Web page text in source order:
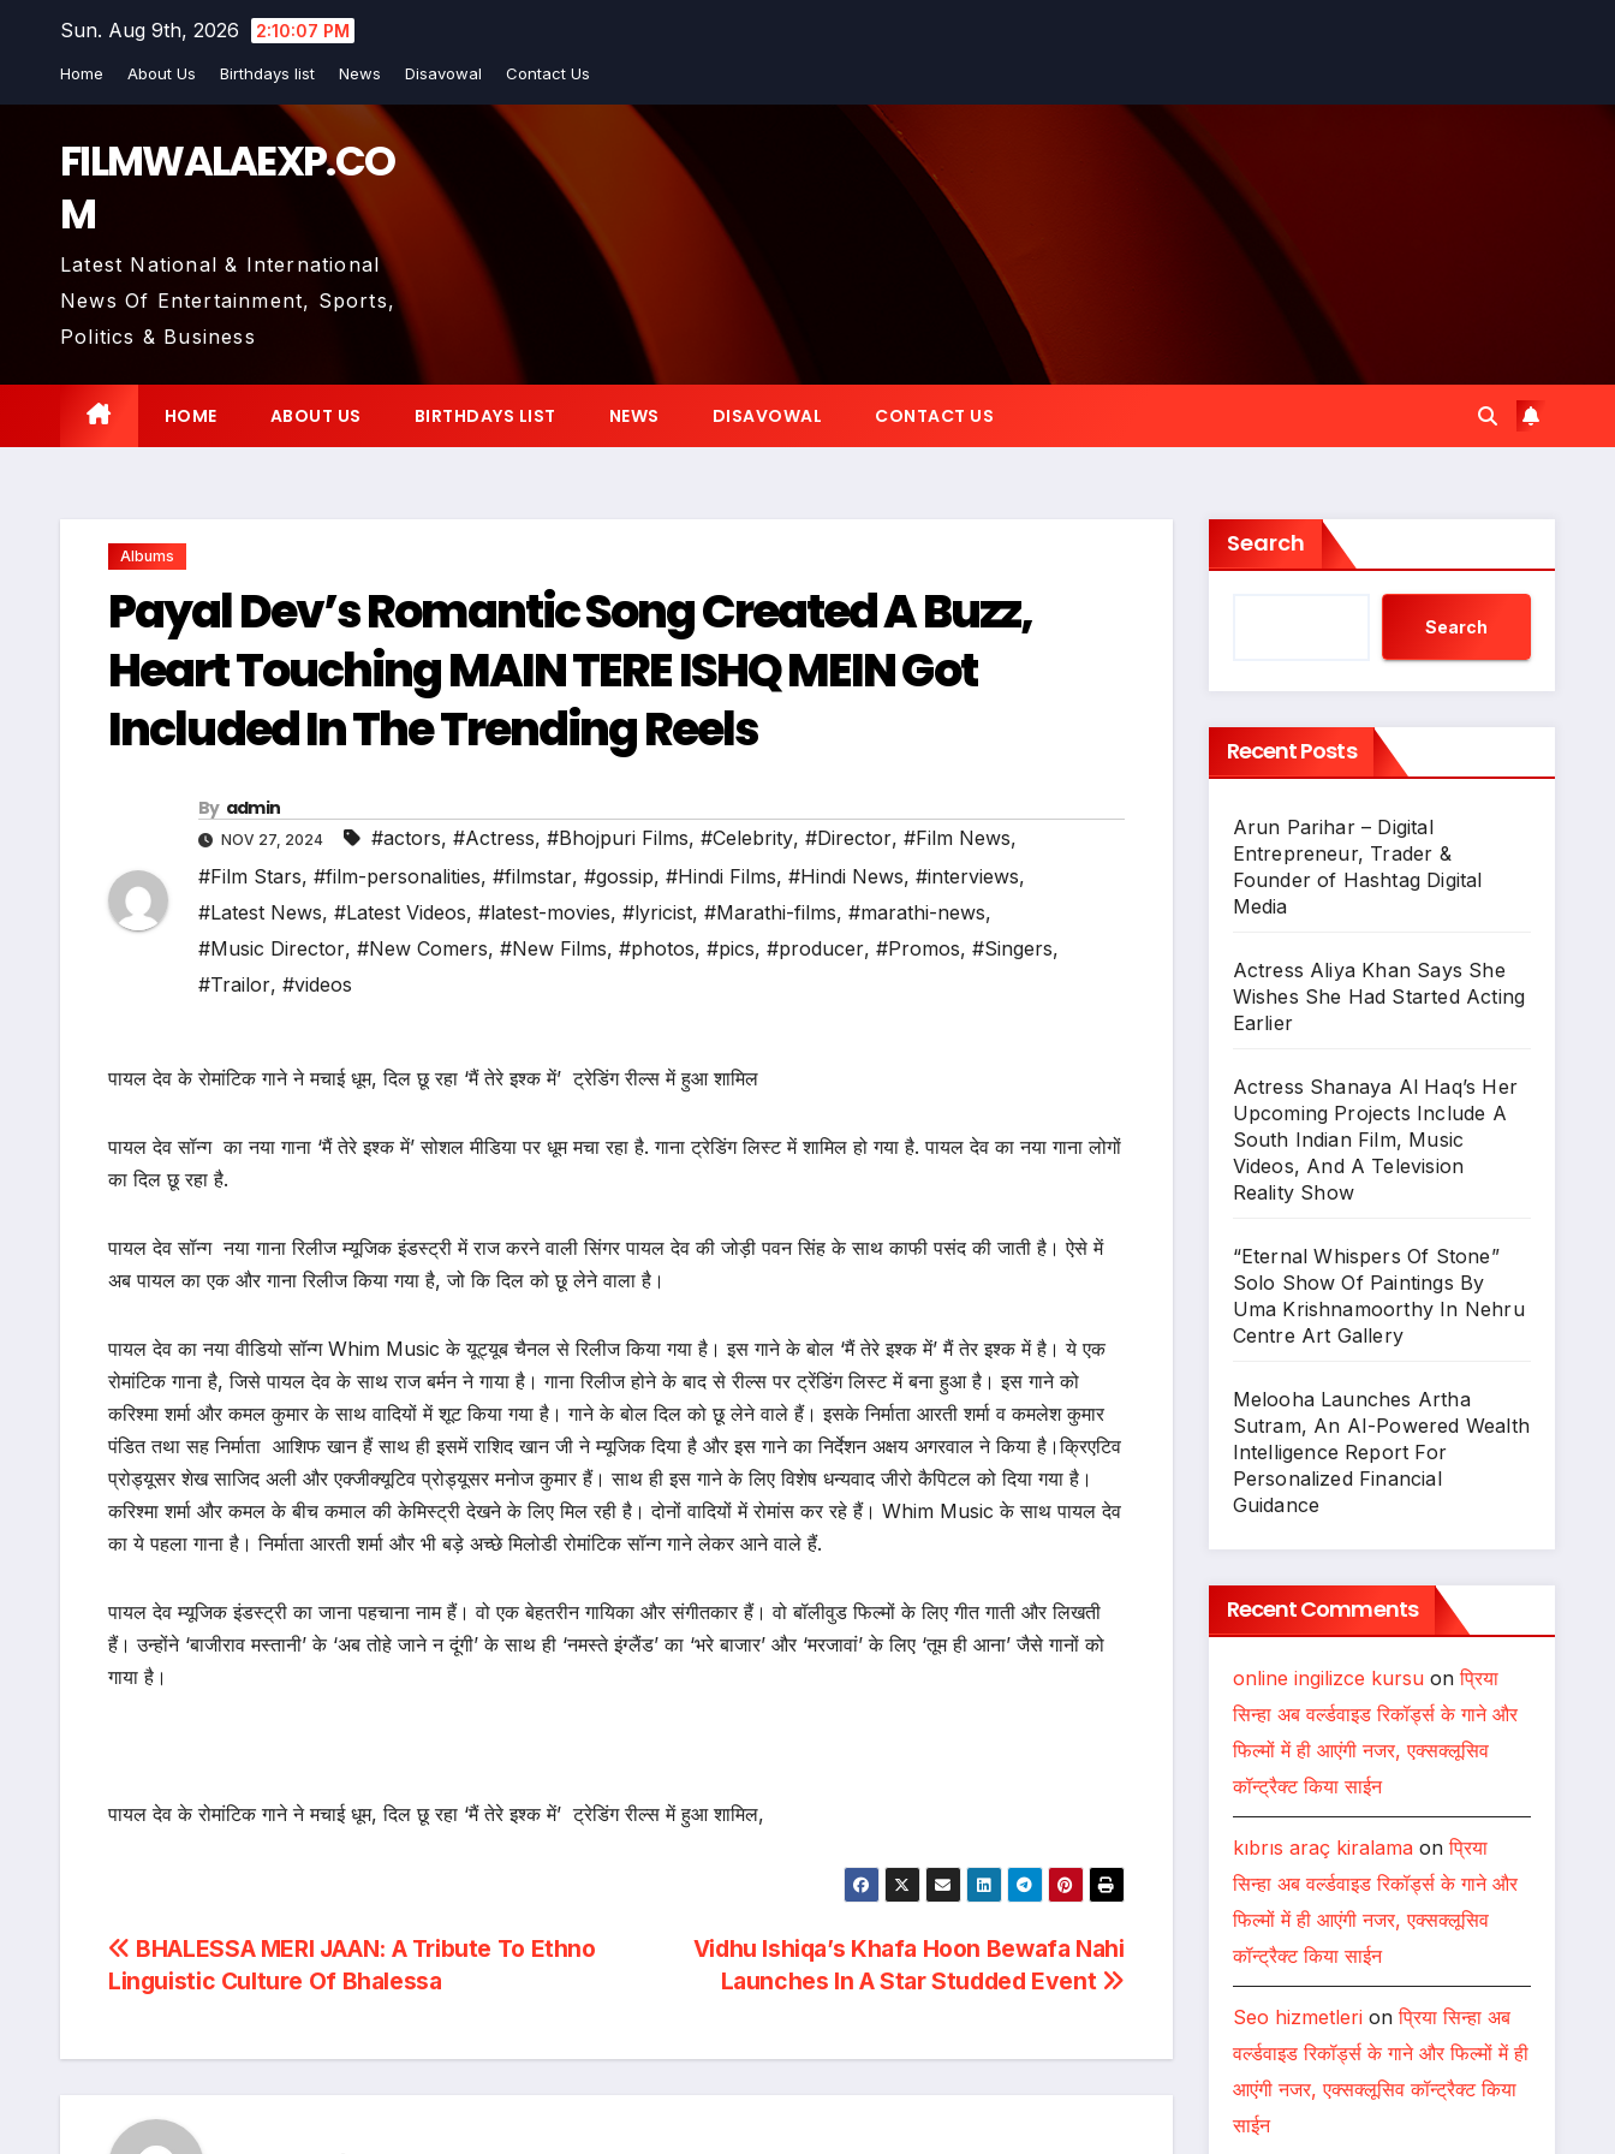
Sun. Aug 9th, 2026 2:10:08 PM
Home About Us Birthdays list News Disavowal Contact Us
FILMWALAEXP.CO
M
Latest National & International
News Of Entertainment, Sports,
Politics & Business
HOME ABOUT US BIRTHDAYS LIST NEWS DISAVOWAL CONTACT US
Albums
Payal Dev’s Romantic Song Created A Buzz,
Heart Touching MAIN TERE ISHQ MEIN Got
Included In The Trending Reels
By admin
NOV 27, 2024 #actors, #Actress, #Bhojpuri Films, #Celebrity, #Director, #Film News,
#Film Stars, #film-personalities, #filmstar, #gossip, #Hindi Films, #Hindi News, #interviews,
#Latest News, #Latest Videos, #latest-movies, #lyricist, #Marathi-films, #marathi-news,
#Music Director, #New Comers, #New Films, #photos, #pics, #producer, #Promos, #Singers,
#Trailor, #videos
पायल देव के रोमांटिक गाने ने मचाई धूम, दिल छू रहा ‘मैं तेरे इश्क में’ ट्रेडिंग रील्स में हुआ शामिल
पायल देव सॉन्ग का नया गाना ‘मैं तेरे इश्क में’ सोशल मीडिया पर धूम मचा रहा है. गाना ट्रेडिंग लिस्ट में शामिल हो गया है. पायल देव का नया गाना लोगों
का दिल छू रहा है.
पायल देव सॉन्ग नया गाना रिलीज म्यूजिक इंडस्ट्री में राज करने वाली सिंगर पायल देव की जोड़ी पवन सिंह के साथ काफी पसंद की जाती है। ऐसे में
अब पायल का एक और गाना रिलीज किया गया है, जो कि दिल को छू लेने वाला है।
पायल देव का नया वीडियो सॉन्ग Whim Music के यूट्यूब चैनल से रिलीज किया गया है। इस गाने के बोल ‘मैं तेरे इश्क में’ मैं तेर इश्क में है। ये एक
रोमांटिक गाना है, जिसे पायल देव के साथ राज बर्मन ने गाया है। गाना रिलीज होने के बाद से रील्स पर ट्रेंडिंग लिस्ट में बना हुआ है। इस गाने को
करिश्मा शर्मा और कमल कुमार के साथ वादियों में शूट किया गया है। गाने के बोल दिल को छू लेने वाले हैं। इसके निर्माता आरती शर्मा व कमलेश कुमार
पंडित तथा सह निर्माता आशिफ खान हैं साथ ही इसमें राशिद खान जी ने म्यूजिक दिया है और इस गाने का निर्देशन अक्षय अगरवाल ने किया है।क्रिएटिव
प्रोड्यूसर शेख साजिद अली और एक्जीक्यूटिव प्रोड्यूसर मनोज कुमार हैं। साथ ही इस गाने के लिए विशेष धन्यवाद जीरो कैपिटल को दिया गया है।
करिश्मा शर्मा और कमल के बीच कमाल की केमिस्ट्री देखने के लिए मिल रही है। दोनों वादियों में रोमांस कर रहे हैं। Whim Music के साथ पायल देव
का ये पहला गाना है। निर्माता आरती शर्मा और भी बड़े अच्छे मिलोडी रोमांटिक सॉन्ग गाने लेकर आने वाले हैं.
पायल देव म्यूजिक इंडस्ट्री का जाना पहचाना नाम हैं। वो एक बेहतरीन गायिका और संगीतकार हैं। वो बॉलीवुड फिल्मों के लिए गीत गाती और लिखती
हैं। उन्होंने ‘बाजीराव मस्तानी’ के ‘अब तोहे जाने न दूंगी’ के साथ ही ‘नमस्ते इंग्लैंड’ का ‘भरे बाजार’ और ‘मरजावां’ के लिए ‘तूम ही आना’ जैसे गानों को
गाया है।
पायल देव के रोमांटिक गाने ने मचाई धूम, दिल छू रहा ‘मैं तेरे इश्क में’ ट्रेडिंग रील्स में हुआ शामिल,
Post
navigation
Vidhu Ishiqa’s Khafa Hoon Bewafa Nahi
Launches In A Star Studded Event
BHALESSA MERI JAAN: A Tribute To Ethno
Linguistic Culture Of Bhalessa
Search
Search
Recent Posts
Arun Parihar – Digital
Entrepreneur, Trader &
Founder of Hashtag Digital
Media
Actress Aliya Khan Says She
Wishes She Had Started Acting
Earlier
Actress Shanaya Al Haq’s Her
Upcoming Projects Include A
South Indian Film, Music
Videos, And A Television
Reality Show
“Eternal Whispers Of Stone”
Solo Show Of Paintings By
Uma Krishnamoorthy In Nehru
Centre Art Gallery
Melooha Launches Artha
Sutram, An AI-Powered Wealth
Intelligence Report For
Personalized Financial
Guidance
Recent Comments
online ingilizce kursuonप्रिया
सिन्हा अब वर्ल्डवाइड रिकॉर्ड्स के गाने और
फिल्मों में ही आएंगी नजर, एक्सक्लूसिव
कॉन्ट्रैक्ट किया साईन
kıbrıs araç kiralamaonप्रिया
सिन्हा अब वर्ल्डवाइड रिकॉर्ड्स के गाने और
फिल्मों में ही आएंगी नजर, एक्सक्लूसिव
कॉन्ट्रैक्ट किया साईन
Seo hizmetlerionप्रिया सिन्हा अब
वर्ल्डवाइड रिकॉर्ड्स के गाने और फिल्मों में ही
आएंगी नजर, एक्सक्लूसिव कॉन्ट्रैक्ट किया
साईन